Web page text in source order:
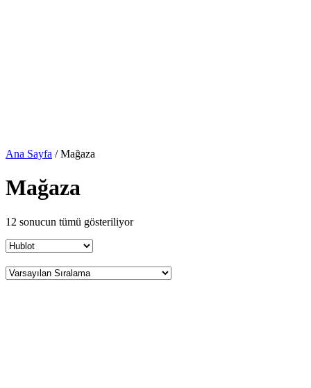
Ana Sayfa / Mağaza
Mağaza
12 sonucun tümü gösteriliyor